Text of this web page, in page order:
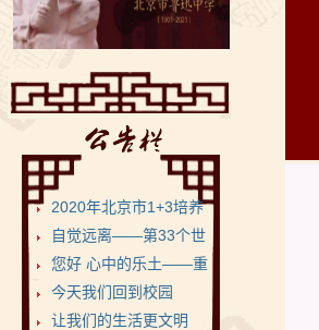
2020年北京市1+3培养
试验项目•鲁迅...
自觉远离——第33个世
界无烟日
您好 心中的乐土——重
返健康美丽的菁菁校...
今天我们回到校园
让我们的生活更文明